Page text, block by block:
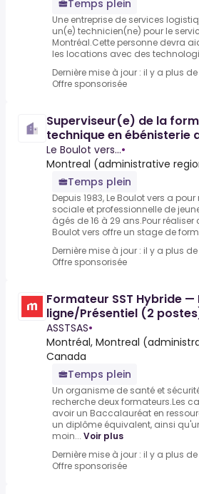
Temps plein
Une entreprise de services
un(e) technicien(ne) pour le
Montréal.Cette personne devra
les locations avec des
Dernière mise à jour : il y a plus
Offre sponsorisée
Superviseur(e) de la
technique en ébénisterie
d'apprentis ébénistes en
Le Boulot vers...•
Montreal (administrative
Temps plein
Depuis 1983, Le Boulot vers a
sociale et professionnelle de
âgés de 16 à 29 ans.Pour réaliser
Boulot vers offre un stage de
Dernière mise à jour : il y a plus
Offre sponsorisée
Formateur SST Hybride —
ligne/Présentiel (2
ASSTSAS•
Montréal, Montreal
Canada
Temps plein
Un organisme de santé et
recherche deux formateurs.Les
avoir un Baccalauréat en
un diplôme équivalent, ainsi
moin... Voir plus
Dernière mise à jour : il y a plus
Offre sponsorisée